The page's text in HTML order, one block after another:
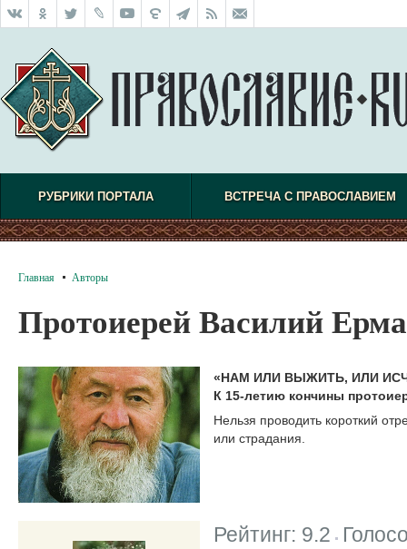
РУБРИКИ ПОРТАЛА ВСТРЕЧА С ПРАВОСЛАВИЕМ
Главная Авторы
Протоиерей Василий
«НАМ ИЛИ ВЫЖИТЬ, ИЛИ
К 15-летию кончины
Нельзя проводить короткий
или страдания.
Рейтинг: 9.2